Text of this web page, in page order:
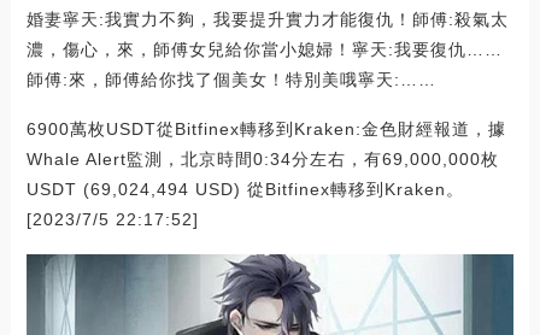
婚妻寧天:我實力不夠，我要提升實力才能復仇！師傅:殺氣太
濃，傷心，來，師傅女兒給你當小媳婦！寧天:我要復仇……
師傅:來，師傅給你找了個美女！特別美哦寧天:……
6900萬枚USDT從Bitfinex轉移到Kraken:金色財經報道，據
Whale Alert監測，北京時間0:34分左右，有69,000,000枚
USDT (69,024,494 USD) 從Bitfinex轉移到Kraken。
[2023/7/5 22:17:52]